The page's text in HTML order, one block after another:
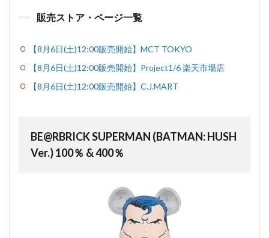
販売ストア・ページ一覧
【8月6日(土)12:00販売開始】MCT TOKYO
【8月6日(土)12:00販売開始】Project1/6 楽天市場店
【8月6日(土)12:00販売開始】C.J.MART
BE@RBRICK SUPERMAN (BATMAN: HUSH
Ver.) 100％ & 400％